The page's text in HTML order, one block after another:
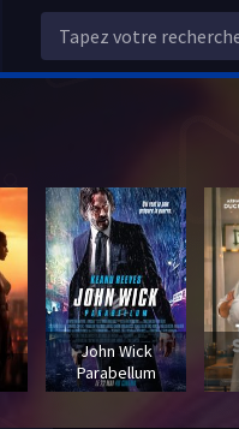
John Wick
Parabellum